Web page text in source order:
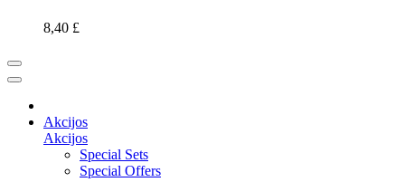
8,40 £
Akcijos
Akcijos
Special Sets
Special Offers